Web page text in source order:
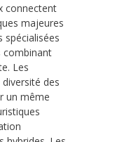
connectent
majeures
spécialisées
combinant
Les
des
un même